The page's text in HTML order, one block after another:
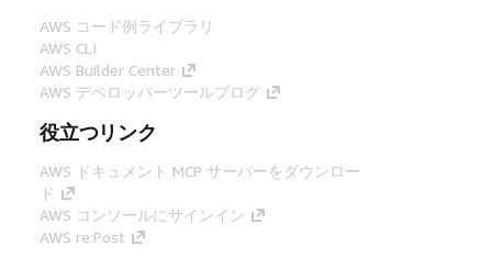
AWS コード例ライブラリ
AWS CLI
AWS Builder Center
AWS デベロッパーツールブログ
役立つリンク
AWS ドキュメント MCP サーバーをダウンロー
ド
AWS コンソールにサインイン
AWS re:Post